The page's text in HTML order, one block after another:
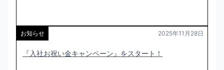
お知らせ 2025年11月28日
『入社お祝い金キャンペーン』をスタート！